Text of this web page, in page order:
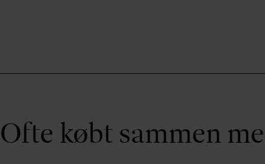
Ofte købt sammen